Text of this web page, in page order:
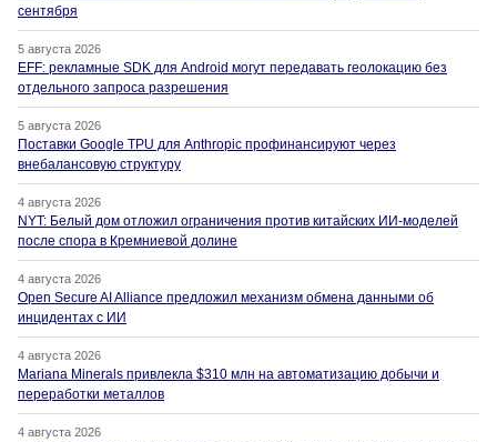
сентября
5 августа 2026
EFF: рекламные SDK для Android могут передавать геолокацию без
отдельного запроса разрешения
5 августа 2026
Поставки Google TPU для Anthropic профинансируют через
внебалансовую структуру
4 августа 2026
NYT: Белый дом отложил ограничения против китайских ИИ-моделей
после спора в Кремниевой долине
4 августа 2026
Open Secure AI Alliance предложил механизм обмена данными об
инцидентах с ИИ
4 августа 2026
Mariana Minerals привлекла $310 млн на автоматизацию добычи и
переработки металлов
4 августа 2026